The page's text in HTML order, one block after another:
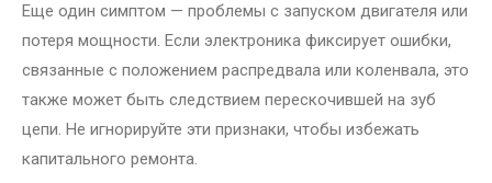
Еще один симптом — проблемы с запуском двигателя или
потеря мощности. Если электроника фиксирует ошибки,
связанные с положением распредвала или коленвала, это
также может быть следствием перескочившей на зуб
цепи. Не игнорируйте эти признаки, чтобы избежать
капитального ремонта.